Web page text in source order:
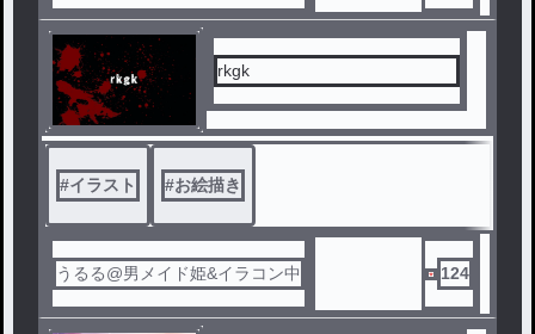
rkgk
#イラスト #お絵描き
うるる@男メイド姫&イラコン中 124